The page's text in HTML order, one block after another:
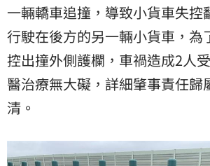
一輛轎車追撞，導致小貨車失控
行駛在後方的另一輛小貨車，為
控出撞外側護欄，車禍造成2人
醫治療無大礙，詳細肇事責任歸
清。